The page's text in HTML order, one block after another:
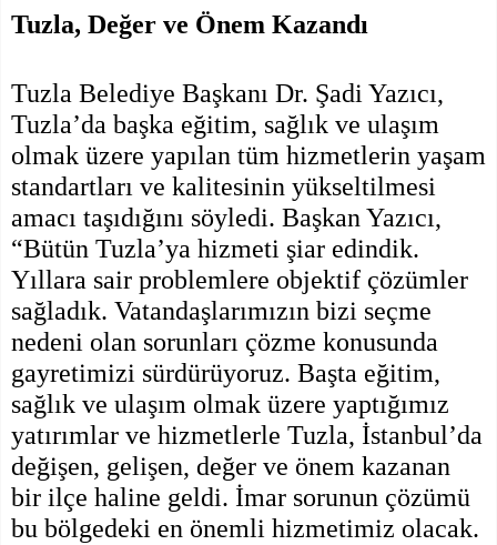
Tuzla, Değer ve Önem Kazandı
Tuzla Belediye Başkanı Dr. Şadi Yazıcı,
Tuzla’da başka eğitim, sağlık ve ulaşım
olmak üzere yapılan tüm hizmetlerin yaşam
standartları ve kalitesinin yükseltilmesi
amacı taşıdığını söyledi. Başkan Yazıcı,
“Bütün Tuzla’ya hizmeti şiar edindik.
Yıllara sair problemlere objektif çözümler
sağladık. Vatandaşlarımızın bizi seçme
nedeni olan sorunları çözme konusunda
gayretimizi sürdürüyoruz. Başta eğitim,
sağlık ve ulaşım olmak üzere yaptığımız
yatırımlar ve hizmetlerle Tuzla, İstanbul’da
değişen, gelişen, değer ve önem kazanan
bir ilçe haline geldi. İmar sorunun çözümü
bu bölgedeki en önemli hizmetimiz olacak.